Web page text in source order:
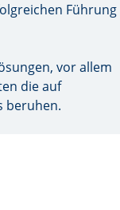
Führung
vor allem
die auf
beruhen.